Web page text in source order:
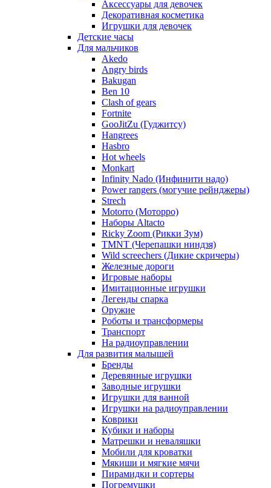
Аксессуары для девочек
Декоративная косметика
Игрушки для девочек
Детские часы
Для мальчиков
Akedo
Angry birds
Bakugan
Ben 10
Clash of gears
Fortnite
GooJitZu (Гуджитсу)
Hangrees
Hasbro
Hot wheels
Monkart
Infinity Nado (Инфинити надо)
Power rangers (могучие рейнджеры)
Strech
Motorro (Моторро)
Наборы Altacto
Ricky Zoom (Рикки Зум)
TMNT (Черепашки ниндзя)
Wild screechers (Дикие скричеры)
Железные дороги
Игровые наборы
Имитационные игрушки
Легенды спарка
Оружие
Роботы и трансформеры
Транспорт
На радиоуправлении
Для развития малышей
Бренды
Деревянные игрушки
Заводные игрушки
Игрушки для ванной
Игрушки на радиоуправлении
Коврики
Кубики и наборы
Матрешки и неваляшки
Мобили для кроватки
Мякиши и мягкие мячи
Пирамидки и сортеры
Погремушки